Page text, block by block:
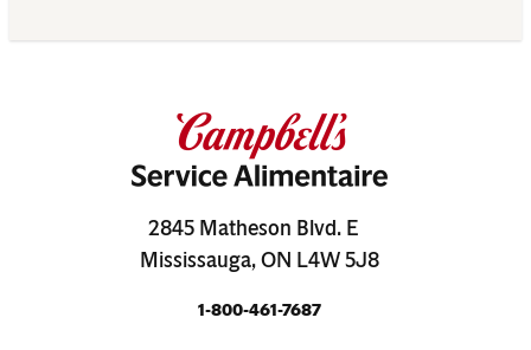
2845 Matheson Blvd. E
Mississauga, ON L4W 5J8
1-800-461-7687